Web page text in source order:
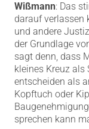
Wißmann: Das
darauf verlassen
und andere
der Grundlage
sagt denn, dass
kleines Kreuz als
entscheiden als
Kopftuch oder
sprechen kann